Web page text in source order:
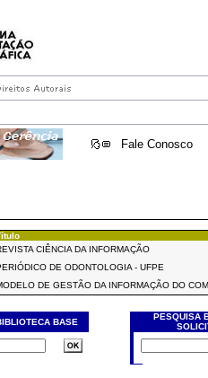
Fale Conosco
CIÊNCIA DA INFORMAÇÃO
DE ODONTOLOGIA - UFPE
DE GESTÃO DA INFORMAÇÃO DO
BASE
PESQUISA